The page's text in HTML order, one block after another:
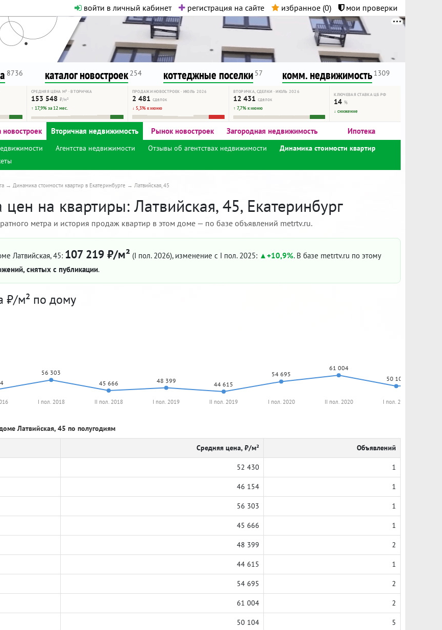
войти в личный кабинет регистрация на сайте избранное (0) мои проверки
Никакого шок-контента.
как он помогает вам. Удачи!
8736 каталог новостроек 254 коттеджные поселки 57 комм. недвижимость 1309
СРЕДНЯЯ ЦЕНА М² · ВТОРИЧКА
153 548 ₽/м²
↑ 17,9% за 12 мес.
ПРОДАЖИ НОВОСТРОЕК · ИЮЛЬ 2026
2 481 сделок
↓ 5,3% к июню
ВТОРИЧКА, СДЕЛКИ · ИЮЛЬ 2026
12 431 сделок
↑ 7,7% к июню
КЛЮЧЕВАЯ СТАВКА ЦБ РФ
14%
↓ снижение
новостроек Вторичная недвижимость Рынок новостроек Загородная недвижимость Ипотека
Агентства недвижимости Отзывы об агентствах недвижимости
Динамика стоимости квартир
Динамика стоимости квартир в Екатеринбурге Латвийская, 45
на квартиры: Латвийская, 45, Екатеринбург
метра и история продаж квартир в этом доме — по базе объявлений metrtv.ru.
Латвийская, 45: 107 219 ₽/м² (I пол. 2026), изменение с I пол. 2025: +10,9%. В базе metrtv.ru по этому
снятых с публикации.
₽/м² по дому
56 303
45 666 48 399 44 615
54 695
61 004
50 104
I пол. 2018 II пол. 2018 I пол. 2019 II пол. 2019 I пол. 2020 II пол. 2020 I пол. 2021
Латвийская, 45 по полугодиям
Средняя цена, ₽/м² Объявлений
52 430 1
46 154 1
56 303 1
45 666 1
48 399 2
44 615 1
54 695 2
61 004 2
50 104 5